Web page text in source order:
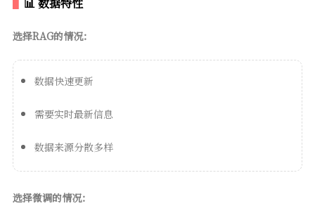
选择RAG的情况：
数据快速更新
需要实时最新信息
数据来源分散多样
选择微调的情况：